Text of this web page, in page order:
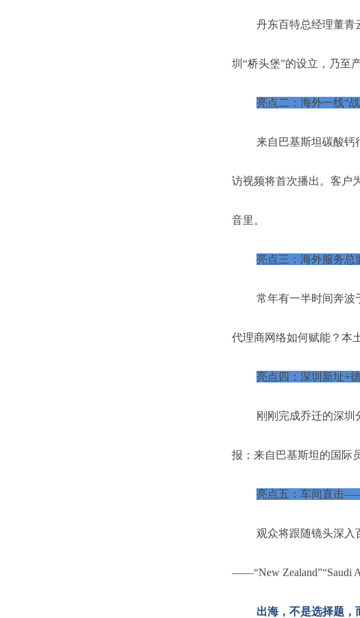
丹东百特总经理董青
圳“桥头堡”的设立，乃至
亮点二：海外一线“
来自巴基斯坦碳酸
访视频将首次播出。客户
音里。
亮点三：海外服务总
常年有一半时间奔波
代理商网络如何赋能？本
亮点四：深圳新址+
刚刚完成乔迁的深
报；来自巴基斯坦的国际
亮点五：车间直击
观众将跟随镜头深入
——“New Zealand”“Saudi
出海，不是选择题，